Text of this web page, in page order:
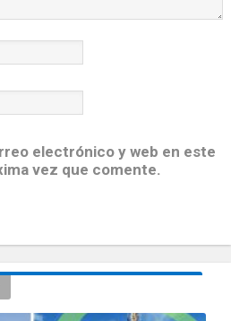
electrónico y web en este
vez que comente.